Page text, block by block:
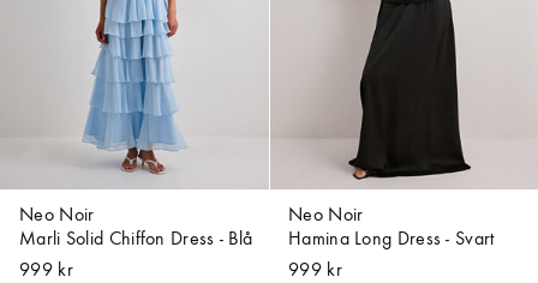
Neo Noir
Marli Solid Chiffon Dress - Blå
999 kr
Neo Noir
Hamina Long Dress - Svart
999 kr